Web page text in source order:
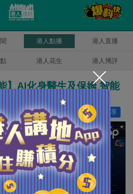
港人點播 港人直播
港人花生 港人博評
】AI化身醫生及保姆 智能
分享
讚好 17